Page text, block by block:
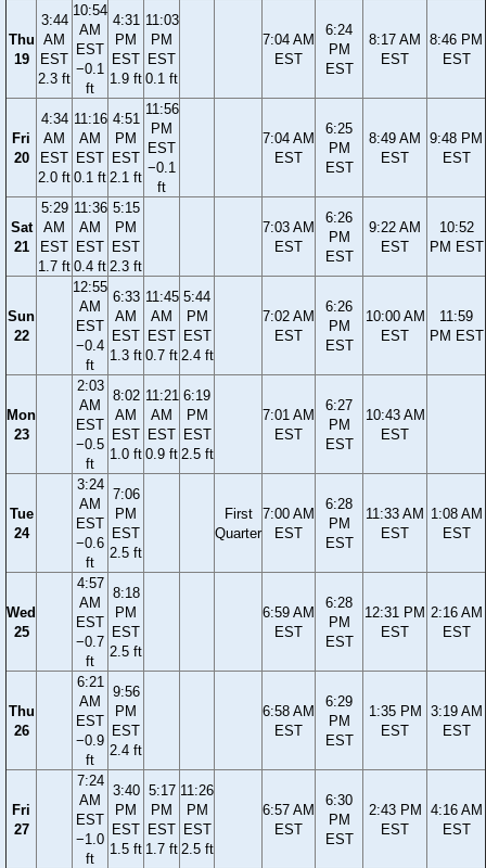
Thu
19
3:44
AM
EST
2.3 ft
10:54
AM
EST
−0.1
ft
4:31
PM
EST
1.9 ft
11:03
PM
EST
0.1 ft
7:04 AM
EST
6:24
PM
EST
8:17 AM
EST
8:46 PM
EST
Fri
20
4:34
AM
EST
2.0 ft
11:16
AM
EST
0.1 ft
4:51
PM
EST
2.1 ft
11:56
PM
EST
−0.1
ft
7:04 AM
EST
6:25
PM
EST
8:49 AM
EST
9:48 PM
EST
Sat
21
5:29
AM
EST
1.7 ft
11:36
AM
EST
0.4 ft
5:15
PM
EST
2.3 ft
7:03 AM
EST
6:26
PM
EST
9:22 AM
EST
10:52
PM EST
Sun
22
12:55
AM
EST
−0.4
ft
6:33
AM
EST
1.3 ft
11:45
AM
EST
0.7 ft
5:44
PM
EST
2.4 ft
7:02 AM
EST
6:26
PM
EST
10:00 AM
EST
11:59
PM EST
Mon
23
2:03
AM
EST
−0.5
ft
8:02
AM
EST
1.0 ft
11:21
AM
EST
0.9 ft
6:19
PM
EST
2.5 ft
7:01 AM
EST
6:27
PM
EST
10:43 AM
EST
Tue
24
3:24
AM
EST
−0.6
ft
7:06
PM
EST
2.5 ft
First
Quarter
7:00 AM
EST
6:28
PM
EST
11:33 AM
EST
1:08 AM
EST
Wed
25
4:57
AM
EST
−0.7
ft
8:18
PM
EST
2.5 ft
6:59 AM
EST
6:28
PM
EST
12:31 PM
EST
2:16 AM
EST
Thu
26
6:21
AM
EST
−0.9
ft
9:56
PM
EST
2.4 ft
6:58 AM
EST
6:29
PM
EST
1:35 PM
EST
3:19 AM
EST
Fri
27
7:24
AM
EST
−1.0
ft
3:40
PM
EST
1.5 ft
5:17
PM
EST
1.7 ft
11:26
PM
EST
2.5 ft
6:57 AM
EST
6:30
PM
EST
2:43 PM
EST
4:16 AM
EST